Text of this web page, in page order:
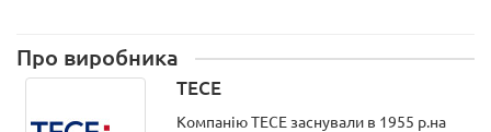
Про виробника
TECE
Компанію ТЕСЕ заснували в 1955 р.на